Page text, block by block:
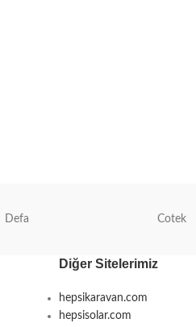
Defa Cotek
Diğer Sitelerimiz
hepsikaravan.com
hepsisolar.com